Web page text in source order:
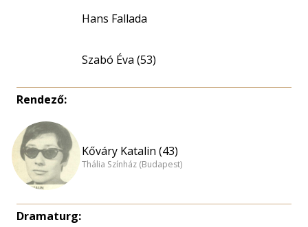
Hans Fallada
Szabó Éva (53)
Rendező:
Kőváry Katalin (43)
Thália Színház (Budapest)
Dramaturg: